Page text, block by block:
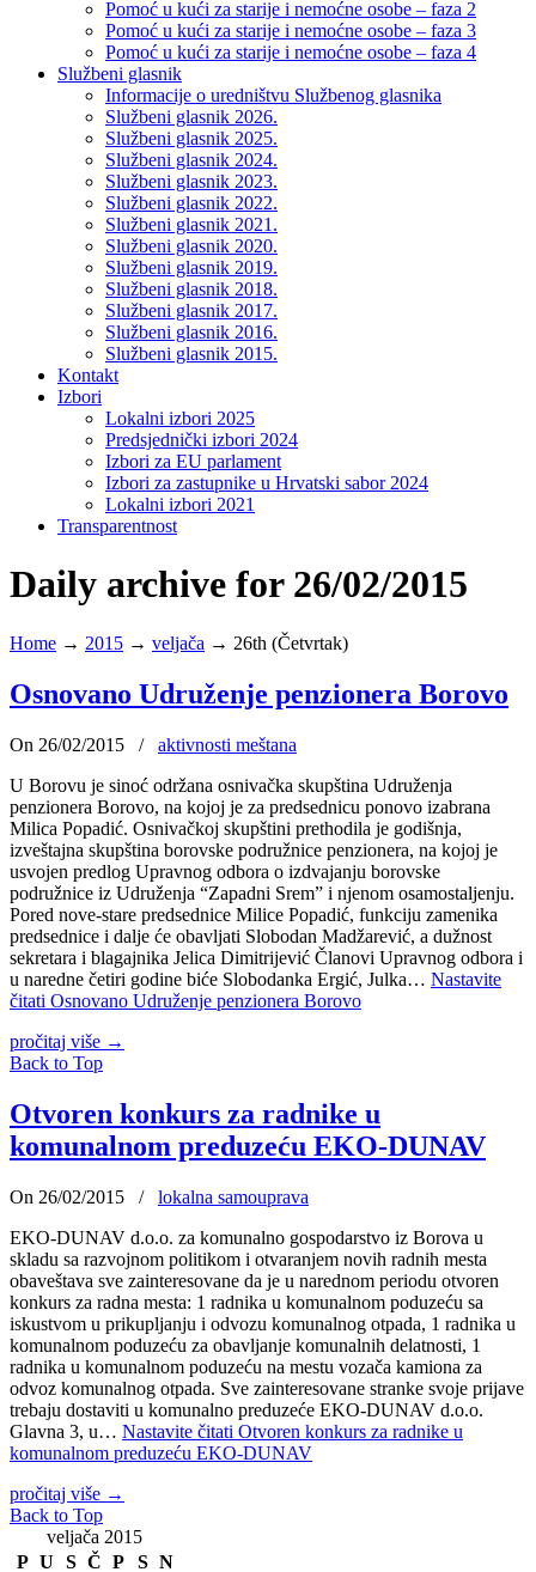
Pomoć u kući za starije i nemoćne osobe – faza 2
Pomoć u kući za starije i nemoćne osobe – faza 3
Pomoć u kući za starije i nemoćne osobe – faza 4
Službeni glasnik
Informacije o uredništvu Službenog glasnika
Službeni glasnik 2026.
Službeni glasnik 2025.
Službeni glasnik 2024.
Službeni glasnik 2023.
Službeni glasnik 2022.
Službeni glasnik 2021.
Službeni glasnik 2020.
Službeni glasnik 2019.
Službeni glasnik 2018.
Službeni glasnik 2017.
Službeni glasnik 2016.
Službeni glasnik 2015.
Kontakt
Izbori
Lokalni izbori 2025
Predsjednički izbori 2024
Izbori za EU parlament
Izbori za zastupnike u Hrvatski sabor 2024
Lokalni izbori 2021
Transparentnost
Daily archive for 26/02/2015
Home → 2015 → veljača → 26th (Četvrtak)
Osnovano Udruženje penzionera Borovo
On 26/02/2015 /
aktivnosti meštana
U Borovu je sinoć održana osnivačka skupština Udruženja
penzionera Borovo, na kojoj je za predsednicu ponovo izabrana
Milica Popadić. Osnivačkoj skupštini prethodila je godišnja,
izveštajna skupština borovske podružnice penzionera, na kojoj je
usvojen predlog Upravnog odbora o izdvajanju borovske
podružnice iz Udruženja “Zapadni Srem” i njenom osamostaljenju.
Pored nove-stare predsednice Milice Popadić, funkciju zamenika
predsednice i dalje će obavljati Slobodan Madžarević, a dužnost
sekretara i blagajnika Jelica Dimitrijević Članovi Upravnog odbora i
u naredne četiri godine biće Slobodanka Ergić, Julka… Nastavite
čitati Osnovano Udruženje penzionera Borovo
pročitaj više →
Back to Top
Otvoren konkurs za radnike u
komunalnom preduzeću EKO-DUNAV
On 26/02/2015 /
lokalna samouprava
EKO-DUNAV d.o.o. za komunalno gospodarstvo iz Borova u
skladu sa razvojnom politikom i otvaranjem novih radnih mesta
obaveštava sve zainteresovane da je u narednom periodu otvoren
konkurs za radna mesta: 1 radnika u komunalnom poduzeću sa
iskustvom u prikupljanju i odvozu komunalnog otpada, 1 radnika u
komunalnom poduzeću za obavljanje komunalnih delatnosti, 1
radnika u komunalnom poduzeću na mestu vozača kamiona za
odvoz komunalnog otpada. Sve zainteresovane stranke svoje prijave
trebaju dostaviti u komunalno preduzeće EKO-DUNAV d.o.o.
Glavna 3, u… Nastavite čitati Otvoren konkurs za radnike u
komunalnom preduzeću EKO-DUNAV
pročitaj više →
Back to Top
veljača 2015
P U S Č P S N